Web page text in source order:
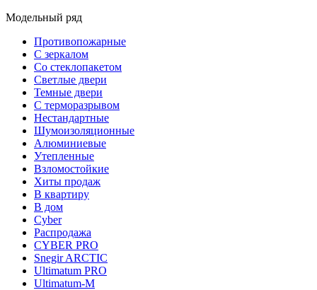
Модельный ряд
Противопожарные
С зеркалом
Со стеклопакетом
Светлые двери
Темные двери
С терморазрывом
Нестандартные
Шумоизоляционные
Алюминиевые
Утепленные
Взломостойкие
Хиты продаж
В квартиру
В дом
Cyber
Распродажа
CYBER PRO
Snegir ARCTIC
Ultimatum PRO
Ultimatum-M